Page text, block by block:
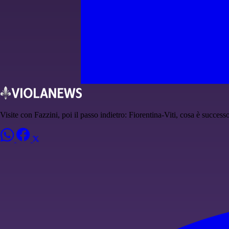
Visite con Fazzini, poi il passo indietro: Fiorentina-Viti, cosa è